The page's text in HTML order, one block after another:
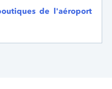
de l'aéroport